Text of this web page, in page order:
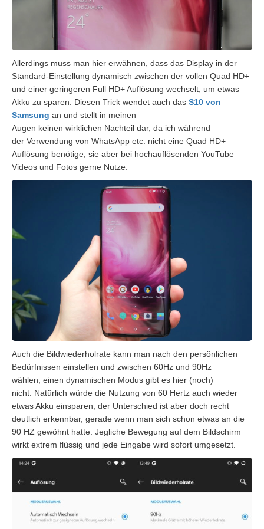
Allerdings muss man hier erwähnen, dass das Display in der
Standard-Einstellung dynamisch zwischen der vollen Quad HD+
und einer geringeren Full HD+ Auflösung wechselt, um etwas
Akku zu sparen. Diesen Trick wendet auch das S10 von
Samsung an und stellt in meinen
Augen keinen wirklichen Nachteil dar, da ich während
der Verwendung von WhatsApp etc. nicht eine Quad HD+
Auflösung benötige, sie aber bei hochauflösenden YouTube
Videos und Fotos gerne Nutze.
Auch die Bildwiederholrate kann man nach den persönlichen
Bedürfnissen einstellen und zwischen 60Hz und 90Hz
wählen, einen dynamischen Modus gibt es hier (noch)
nicht. Natürlich würde die Nutzung von 60 Hertz auch wieder
etwas Akku einsparen, der Unterschied ist aber doch recht
deutlich erkennbar, gerade wenn man sich schon etwas an die
90 HZ gewöhnt hatte. Jegliche Bewegung auf dem Bildschirm
wirkt extrem flüssig und jede Eingabe wird sofort umgesetzt.